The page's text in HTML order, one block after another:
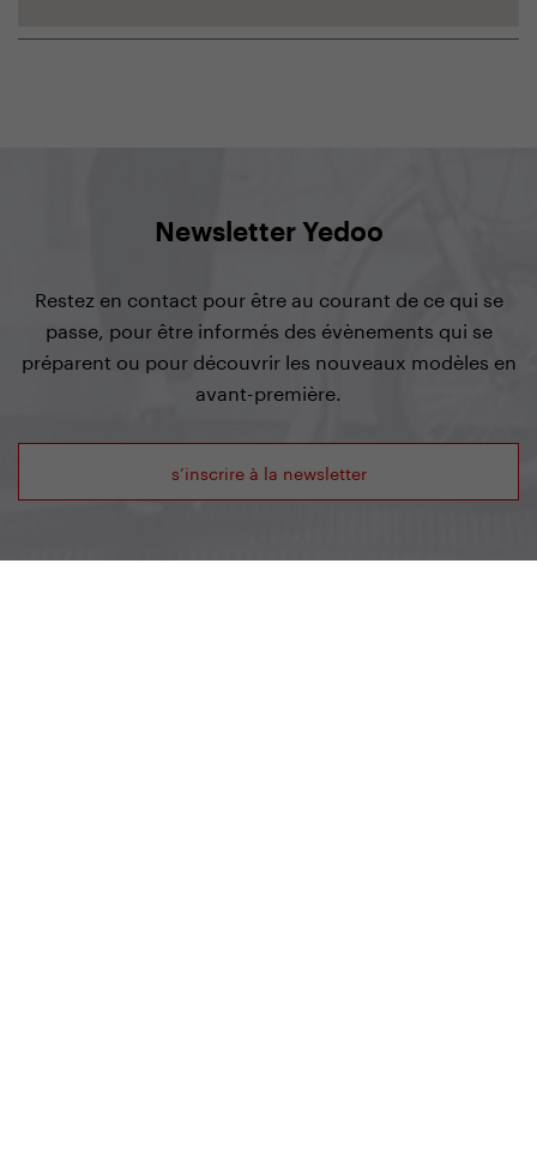
Newsletter Yedoo
Restez en contact pour être au courant de ce qui se
passe, pour être informés des évènements qui se
préparent ou pour découvrir les nouveaux modèles en
avant-première.
s’inscrire à la newsletter